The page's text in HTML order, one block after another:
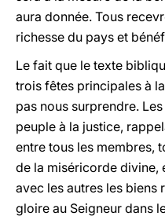
aura donnée. Tous
richesse du pays et
Le fait que le texte
trois fêtes principales à
pas nous surprendre.
peuple à la justice,
entre tous les membres,
de la miséricorde divine,
avec les autres les biens
gloire au Seigneur dans